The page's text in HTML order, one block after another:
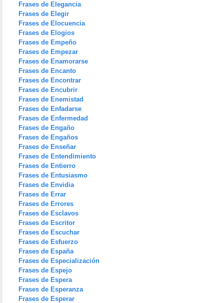
Frases de Elegancia
Frases de Elegir
Frases de Elocuencia
Frases de Elogios
Frases de Empeño
Frases de Empezar
Frases de Enamorarse
Frases de Encanto
Frases de Encontrar
Frases de Encubrir
Frases de Enemistad
Frases de Enfadarse
Frases de Enfermedad
Frases de Engaño
Frases de Engaños
Frases de Enseñar
Frases de Entendimiento
Frases de Entierro
Frases de Entusiasmo
Frases de Envidia
Frases de Errar
Frases de Errores
Frases de Esclavos
Frases de Escritor
Frases de Escuchar
Frases de Esfuerzo
Frases de España
Frases de Especialización
Frases de Espejo
Frases de Espera
Frases de Esperanza
Frases de Esperar